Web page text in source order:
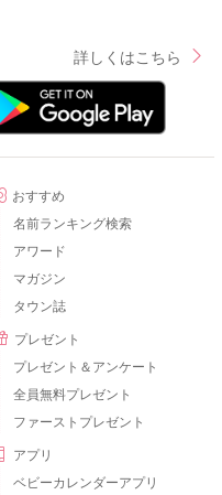
詳しくはこちら
おすすめ
名前ランキング検索
アワード
マガジン
タウン誌
プレゼント
プレゼント＆アンケート
全員無料プレゼント
ファーストプレゼント
アプリ
ベビーカレンダーアプリ